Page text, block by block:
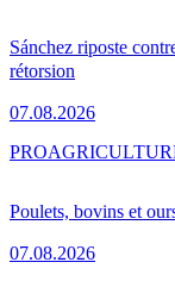
Sánchez riposte
rétorsion
07.08.2026
Poulets, bovins et
07.08.2026
PRO